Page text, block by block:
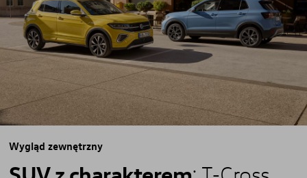
Facebook
Wygląd zewnętrzny